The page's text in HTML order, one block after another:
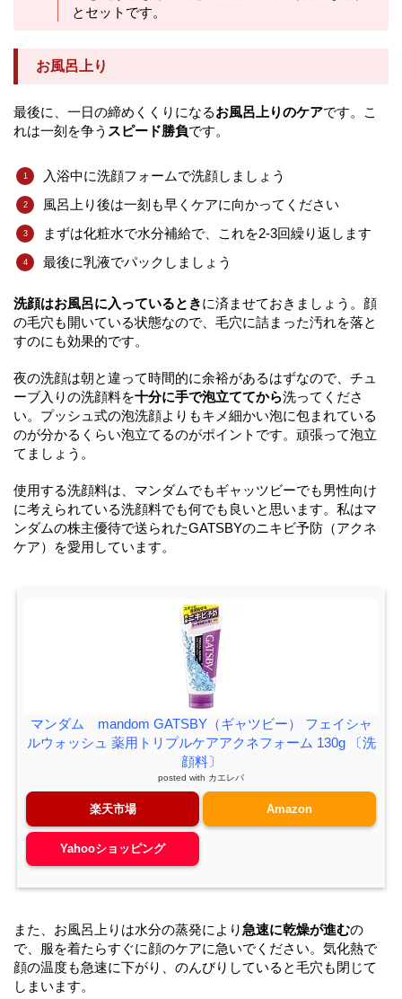
とセットです。
お風呂上り
最後に、一日の締めくくりになるお風呂上りのケアです。こ
れは一刻を争う スピード勝負です。
入浴中に洗顔フォームで洗顔しましょう
風呂上り後は一刻も早くケアに向かってください
まずは化粧水で水分補給で、これを2-3回繰り返します
最後に乳液でパックしましょう
洗顔はお風呂に入っているときに済ませておきましょう。顔
の毛穴も開いている状態なので、毛穴に詰まった汚れを落と
すのにも効果的です。
夜の洗顔は朝と違って時間的に余裕があるはずなので、チュ
ーブ入りの洗顔料を十分に手で泡立ててから洗ってくださ
い。プッシュ式の泡洗顔よりもキメ細かい泡に包まれている
のが分かるくらい泡立てるのがポイントです。頑張って泡立
てましょう。
使用する洗顔料は、マンダムでもギャッツビーでも男性向け
に考えられている洗顔料でも何でも良いと思います。私はマ
ンダムの株主優待で送られたGATSBYのニキビ予防（アクネ
ケア）を愛用しています。
マンダム mandom GATSBY（ギャツビー） フェイシャ
ルウォッシュ 薬用トリプルケアアクネフォーム 130g 〔洗
顔料〕
posted with カエレバ
楽天市場 Amazon
Yahooショッピング
また、お風呂上りは水分の蒸発により急速に乾燥が進むの
で、服を着たらすぐに顔のケアに急いでください。気化熱で
顔の温度も急速に下がり、のんびりしていると毛穴も閉じて
しまいます。